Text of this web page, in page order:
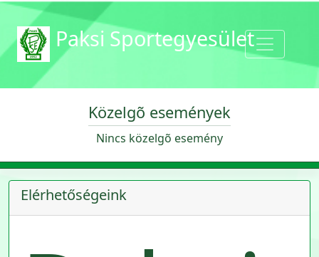
Paksi Sportegyesület
Közelgõ események
Nincs közelgõ esemény
Elérhetőségeink